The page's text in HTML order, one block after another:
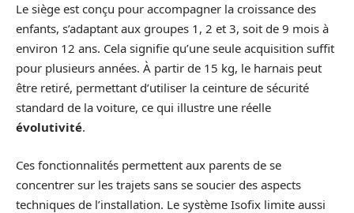
Le siège est conçu pour accompagner la croissance des
enfants, s’adaptant aux groupes 1, 2 et 3, soit de 9 mois à
environ 12 ans. Cela signifie qu’une seule acquisition suffit
pour plusieurs années. À partir de 15 kg, le harnais peut
être retiré, permettant d’utiliser la ceinture de sécurité
standard de la voiture, ce qui illustre une réelle
évolutivité.
Ces fonctionnalités permettent aux parents de se
concentrer sur les trajets sans se soucier des aspects
techniques de l’installation. Le système Isofix limite aussi